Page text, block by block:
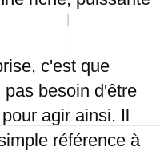
c'est que
besoin d'être
agir ainsi. Il
référence à